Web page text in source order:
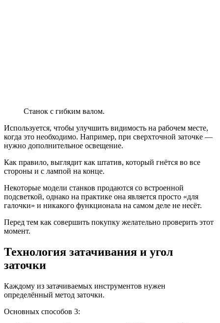
Станок с гибким валом.
Используется, чтобы улучшить видимость на рабочем месте,
когда это необходимо. Например, при сверхточной заточке —
нужно дополнительное освещение.
Как правило, выглядит как штатив, который гнётся во все
стороны и с лампой на конце.
Некоторые модели станков продаются со встроенной
подсветкой, однако на практике она является просто «для
галочки» и никакого функционала на самом деле не несёт.
Перед тем как совершить покупку желательно проверить этот
момент.
Технология затачивания и угол
заточки
Каждому из затачиваемых инструментов нужен
определённый метод заточки.
Основных способов 3: